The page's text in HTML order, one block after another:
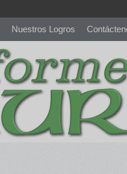
Nuestros Logros
is also available with delicate